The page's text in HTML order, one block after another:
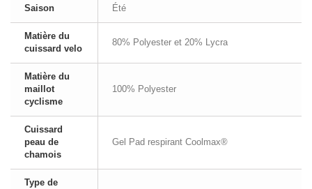
Saison Été
Matière du
cuissard velo
80% Polyester et 20% Lycra
Matière du
maillot
cyclisme
100% Polyester
Cuissard
peau de
chamois
Gel Pad respirant Coolmax®
Type de